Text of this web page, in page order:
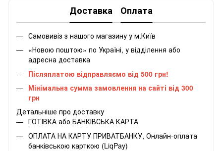
Доставка Оплата
Самовивіз з нашого магазину у м.Київ
«Новою поштою» по Україні, у відділення або
адресна доставка
Післяплатою відправляємо від 500 грн!
Мінімальна сумма замовлення на сайті від 300
грн
Детальніше про доставку
ГОТІВКА або БАНКІВСЬКА КАРТА
ОПЛАТА НА КАРТУ ПРИВАТБАНКУ, Онлайн-оплата
банківською карткою (LiqPay)